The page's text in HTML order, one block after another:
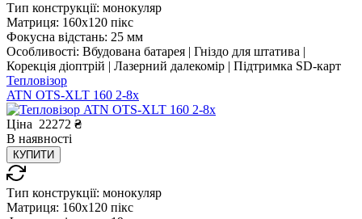
Тип конструкції: монокуляр
Матриця: 160x120 пікс
Фокусна відстань: 25 мм
Особливості: Вбудована батарея | Гніздо для штатива |
Корекція діоптрій | Лазерний далекомір | Підтримка SD-карт
Тепловізор
ATN OTS-XLT 160 2-8x
Ціна 22272 ₴
В наявності
КУПИТИ
Тип конструкції: монокуляр
Матриця: 160x120 пікс